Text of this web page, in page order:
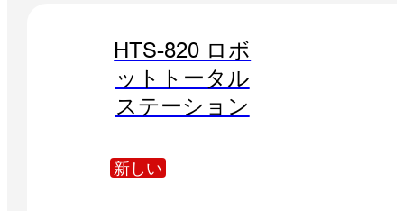
HTS-820 ロボ
ットトータル
ステーション
新しい